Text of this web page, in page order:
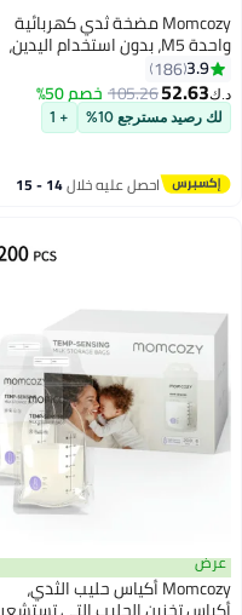
Momcozy مضخة ثدي كهربائية
واحدة M5، بدون استخدام اليدين،
محمولة، 3 أوضاع و9 مستويات
3.9
186
د.ك‏52.63
105.26خصم 50%
لك رصيد مسترجع 10% + 1
احصل عليه خلال 14 - 15
عرض
Momcozy أكياس حليب الثدي،